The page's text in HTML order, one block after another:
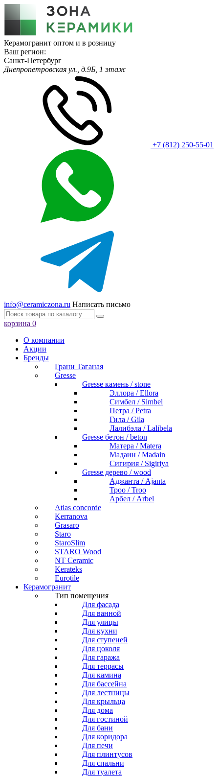
Керамогранит оптом и в розницу
Ваш регион:
Санкт-Петербург
Днепропетровская ул., д.9Б, 1 этаж
+7 (812) 250-55-01
info@ceramiczona.ru Написать письмо
корзина 0
О компании
Акции
Бренды
Грани Таганая
Gresse
Gresse камень / stone
Эллора / Ellora
Симбел / Simbel
Петра / Petra
Гила / Gila
Лалибэла / Lalibela
Gresse бетон / beton
Матера / Matera
Мадаин / Madain
Сигирия / Sigiriya
Gresse дерево / wood
Аджанта / Ajanta
Троо / Troo
Арбел / Arbel
Atlas concorde
Kerranova
Grasaro
Staro
StaroSlim
STARO Wood
NT Ceramic
Kerateks
Eurotile
Керамогранит
Тип помещения
Для фасада
Для ванной
Для улицы
Для кухни
Для ступеней
Для цоколя
Для гаража
Для террасы
Для камина
Для бассейна
Для лестницы
Для крыльца
Для дома
Для гостиной
Для бани
Для коридора
Для печи
Для плинтусов
Для спальни
Для туалета